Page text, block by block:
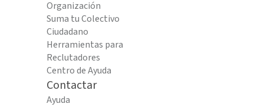
Organización
Suma tu Colectivo
Ciudadano
Herramientas para
Reclutadores
Centro de Ayuda
Contactar
Ayuda